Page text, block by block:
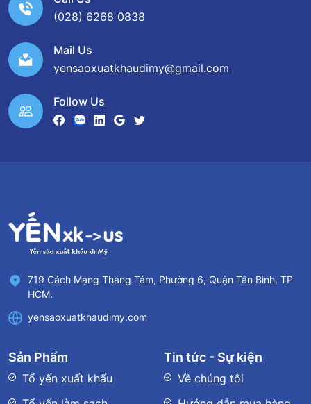
(028) 6268 0838
Mail Us
yensaoxuatkhaudimy@gmail.com
Follow Us
719 Cách Mạng Tháng Tám, Phường 6, Quận Tân Bình, TP
HCM.
yensaoxuatkhaudimy.com
Sản Phẩm
Tổ yến xuất khẩu
Tin tức - Sự kiện
Về chúng tôi